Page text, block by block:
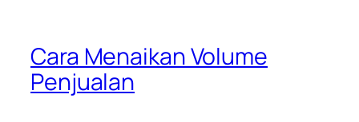
Cara Menaikan Volume
Penjualan